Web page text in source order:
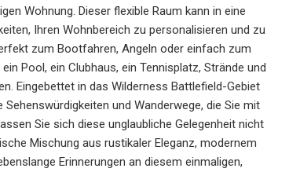
Wohnung. Dieser flexible Raum kann in eine
Ihren Wohnbereich zu personalisieren und zu
zum Bootfahren, Angeln oder einfach zum
Pool, ein Clubhaus, ein Tennisplatz, Strände und
Eingebettet in das Wilderness Battlefield-Gebiet
und Wanderwege, die Sie mit
Sie sich diese unglaubliche Gelegenheit nicht
Mischung aus rustikaler Eleganz, modernem
Erinnerungen an diesem einmaligen,